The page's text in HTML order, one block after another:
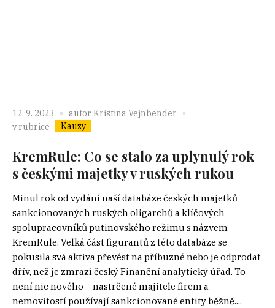
12. 9. 2023 autor Kristina Vejnbender
v rubrice
Kauzy
KremRule: Co se stalo za uplynulý rok
s českými majetky v ruských rukou
Minul rok od vydání naší databáze českých majetků
sankcionovaných ruských oligarchů a klíčových
spolupracovníků putinovského režimu s názvem
KremRule. Velká část figurantů z této databáze se
pokusila svá aktiva převést na příbuzné nebo je odprodat
dřív, než je zmrazí český Finanční analytický úřad. To
není nic nového – nastrčené majitele firem a
nemovitostí používají sankcionované entity běžně....